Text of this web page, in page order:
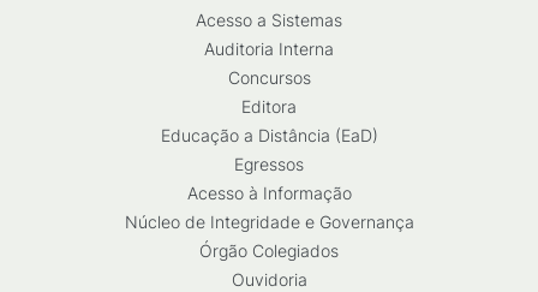
Acesso a Sistemas
Auditoria Interna
Concursos
Editora
Educação a Distância (EaD)
Egressos
Acesso à Informação
Núcleo de Integridade e Governança
Órgão Colegiados
Ouvidoria